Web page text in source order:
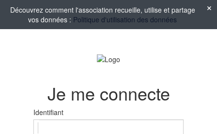
Découvrez comment l'association recueille, utilise et partage
vos données : Politique d'utilisation des données
Je me connecte
Identifiant